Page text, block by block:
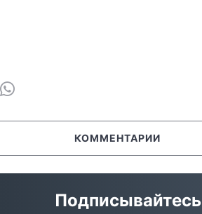
КОММЕНТАРИИ
Подписывайтесь